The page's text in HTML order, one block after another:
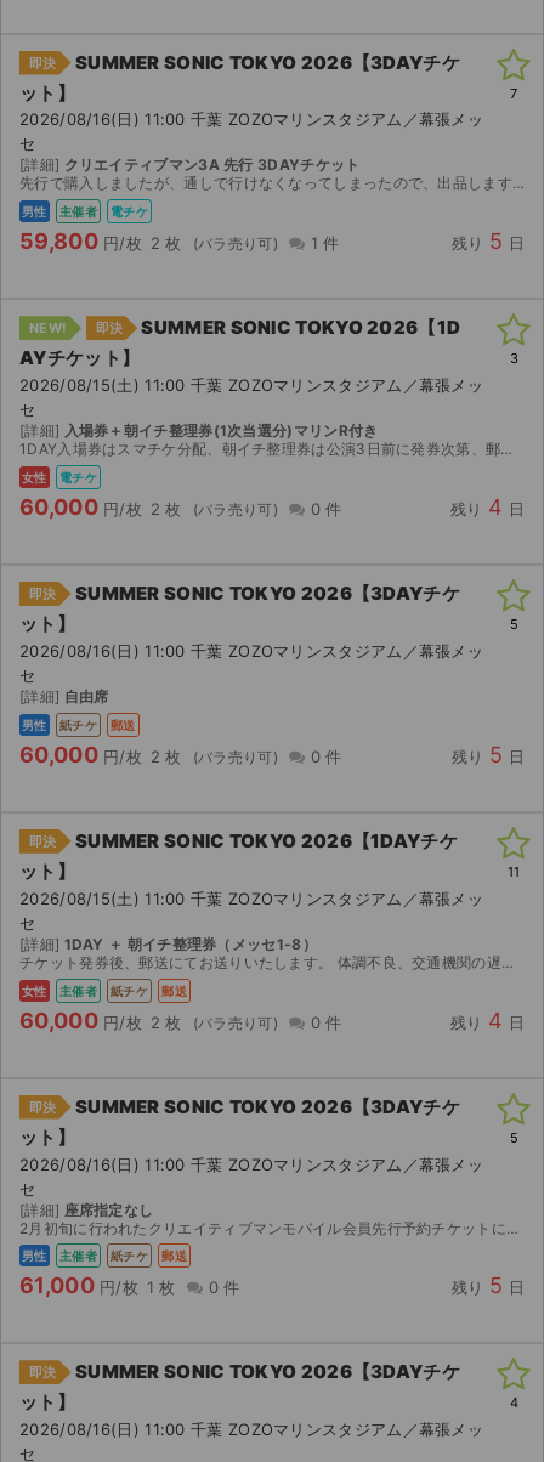
即決
SUMMER SONIC TOKYO 2026【3DAYチケ
ット】
2026/08/16(日) 11:00 千葉 ZOZOマリンスタジアム／幕張メッ
セ
[詳細] クリエイティブマン3A 先行 3DAYチケット
先行で購入しましたが、通しで行けなくなってしまったので、出品します クリエイティブマン3A会員先行にて購入してますので、スマチケになります 8/7〜ダウンロード開は可能になるため8/7以降システ...
男性 主催者 電チケ
59,800 円/枚 2 枚 1 件 残り 5 日
7
NEW! 即決
SUMMER SONIC TOKYO 2026【1D
AYチケット】
2026/08/15(土) 11:00 千葉 ZOZOマリンスタジアム／幕張メッ
セ
[詳細] 入場券＋朝イチ整理券(1次当選分)マリンR付き
1DAY入場券はスマチケ分配、朝イチ整理券は公演3日前に発券次第、郵送となります。 2枚連番になりますので2枚購入していただけたらコンビニでの発券番号を送りますのでご自身で発券下さい。 入場券と...
女性 電チケ
60,000 円/枚 2 枚 0 件 残り 4 日
3
即決
SUMMER SONIC TOKYO 2026【3DAYチケ
ット】
2026/08/16(日) 11:00 千葉 ZOZOマリンスタジアム／幕張メッ
セ
[詳細] 自由席
男性 紙チケ 郵送
60,000 円/枚 2 枚 0 件 残り 5 日
5
即決
SUMMER SONIC TOKYO 2026【1DAYチケ
ット】
2026/08/15(土) 11:00 千葉 ZOZOマリンスタジアム／幕張メッ
セ
[詳細] 1DAY ＋ 朝イチ整理券（メッセ1-8）
チケット発券後、郵送にてお送りいたします。 体調不良、交通機関の遅延、お目当てのアーティストの不在等主催者側の公演中止以外いかなる理由・場合もキャンセルや返金はいたしかねます。
女性 主催者 紙チケ 郵送
60,000 円/枚 2 枚 0 件 残り 4 日
11
即決
SUMMER SONIC TOKYO 2026【3DAYチケ
ット】
2026/08/16(日) 11:00 千葉 ZOZOマリンスタジアム／幕張メッ
セ
[詳細] 座席指定なし
2月初旬に行われたクリエイティブマンモバイル会員先行予約チケットになりますが、予定が合わず出品します。 【お渡し方法】 コンビニ発券開始日時は公演3日前の14:00からみたいなので、それ以降...
男性 主催者 紙チケ 郵送
61,000 円/枚 1 枚 0 件 残り 5 日
5
即決
SUMMER SONIC TOKYO 2026【3DAYチケ
ット】
2026/08/16(日) 11:00 千葉 ZOZOマリンスタジアム／幕張メッ
セ
4